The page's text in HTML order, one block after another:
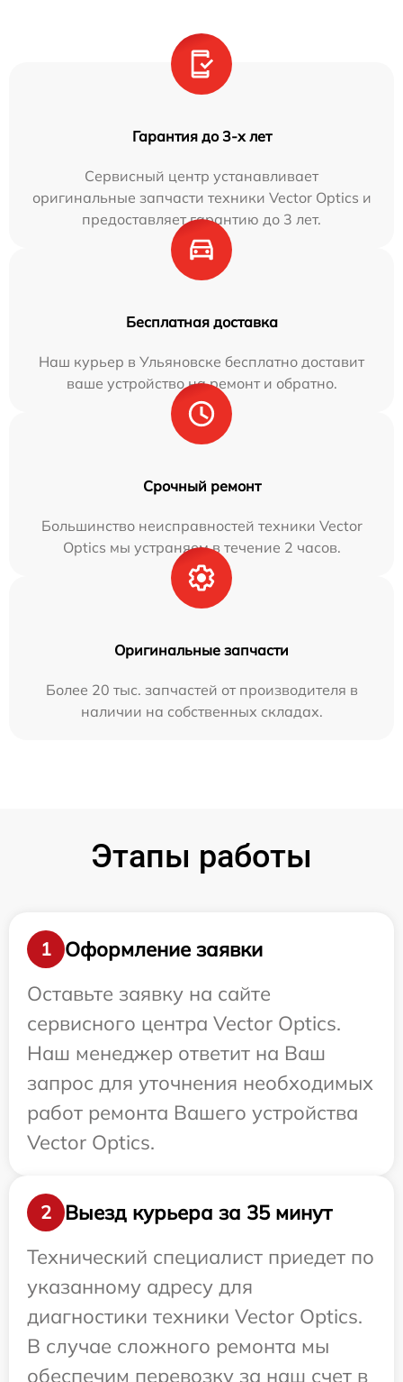
Гарантия до 3-х лет
Сервисный центр устанавливает
оригинальные запчасти техники Vector Optics и
предоставляет гарантию до 3 лет.
Бесплатная доставка
Наш курьер в Ульяновске бесплатно доставит
ваше устройство на ремонт и обратно.
Срочный ремонт
Большинство неисправностей техники Vector
Optics мы устраняем в течение 2 часов.
Оригинальные запчасти
Более 20 тыс. запчастей от производителя в
наличии на собственных складах.
Этапы работы
1
Оформление заявки
Оставьте заявку на сайте
сервисного центра Vector Optics.
Наш менеджер ответит на Ваш
запрос для уточнения необходимых
работ ремонта Вашего устройства
Vector Optics.
2
Выезд курьера за 35 минут
Технический специалист приедет по
указанному адресу для
диагностики техники Vector Optics.
В случае сложного ремонта мы
обеспечим перевозку за наш счет в